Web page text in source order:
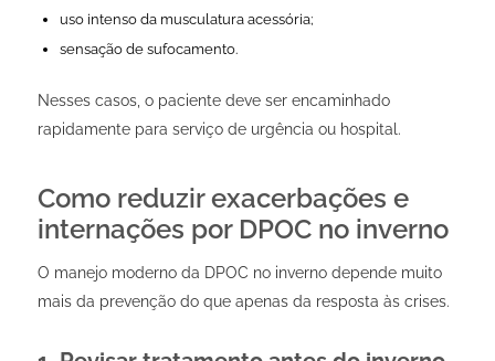
uso intenso da musculatura acessória;
sensação de sufocamento.
Nesses casos, o paciente deve ser encaminhado
rapidamente para serviço de urgência ou hospital.
Como reduzir exacerbações e
internações por DPOC no inverno
O manejo moderno da DPOC no inverno depende muito
mais da prevenção do que apenas da resposta às crises.